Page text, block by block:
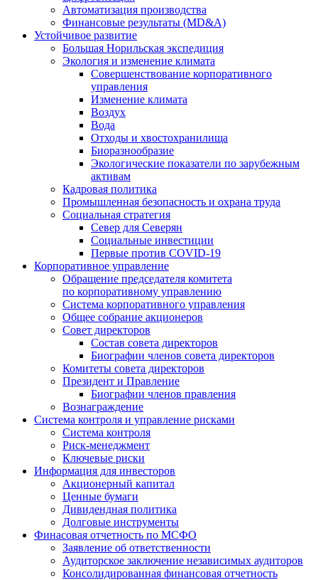
Автоматизация производства
Финансовые результаты (MD&A)
Устойчивое развитие
Большая Норильская экспедиция
Экология и изменение климата
Совершенствование корпоративного
управления
Изменение климата
Воздух
Вода
Отходы и хвостохранилища
Биоразнообразие
Экологические показатели по зарубежным
активам
Кадровая политика
Промышленная безопасность и охрана труда
Социальная стратегия
Север для Северян
Социальные инвестиции
Первые против COVID‑19
Корпоративное управление
Обращение председателя комитета
по корпоративному управлению
Система корпоративного управления
Общее собрание акционеров
Совет директоров
Состав совета директоров
Биографии членов совета директоров
Комитеты совета директоров
Президент и Правление
Биографии членов правления
Вознаграждение
Система контроля и управление рисками
Система контроля
Риск-менеджмент
Ключевые риски
Информация для инвесторов
Акционерный капитал
Ценные бумаги
Дивидендная политика
Долговые инструменты
Финасовая отчетность по МСФО
Заявление об ответственности
Аудиторское заключение независимых аудиторов
Консолидированная финансовая отчетность